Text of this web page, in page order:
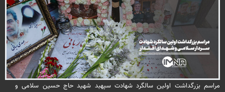
مراسم بزرگداشت اولین سالگرد شهادت سپهبد شهید حاج حسین سلامی و